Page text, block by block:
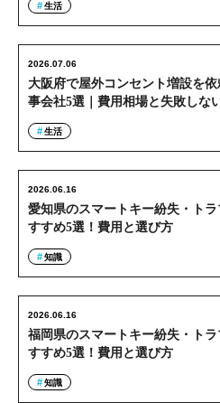
生活
大阪府で屋外コンセント増設を
事会社5選｜費用相場と失敗しな
2026.07.06
生活
愛知県のスマートキー紛失・ト
すすめ5選！費用と選び方
2026.06.16
知識
福岡県のスマートキー紛失・ト
すすめ5選！費用と選び方
2026.06.16
知識